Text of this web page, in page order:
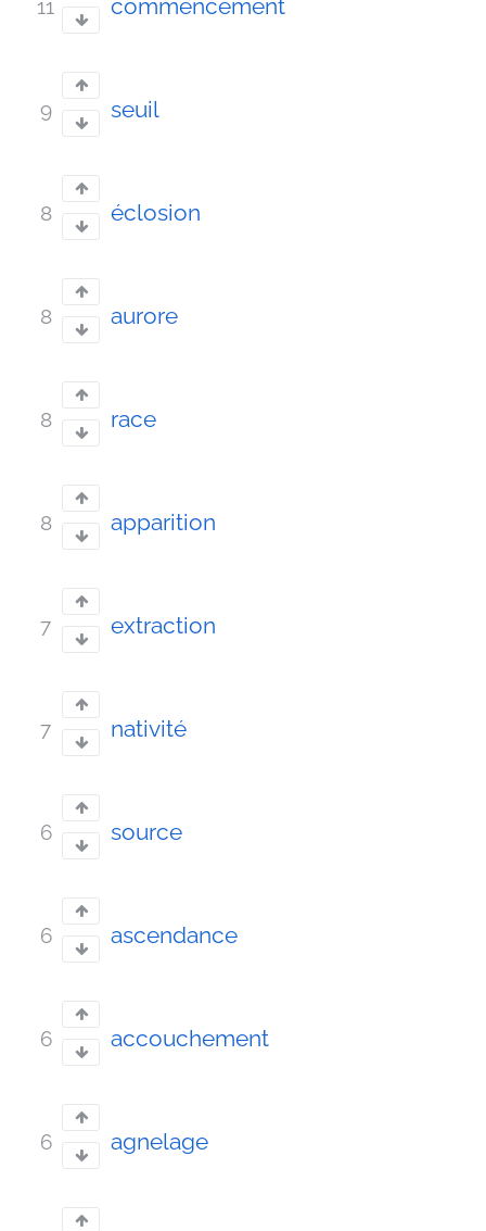
11 commencement
9 seuil
8 éclosion
8 aurore
8 race
8 apparition
7 extraction
7 nativité
6 source
6 ascendance
6 accouchement
6 agnelage